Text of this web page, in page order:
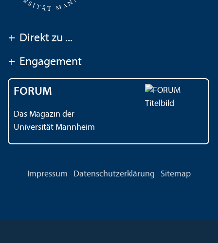
+ Direkt zu ...
+ Engagement
FORUM
Das Magazin der
Universität Mannheim
Impressum Datenschutz­erklärung Sitemap